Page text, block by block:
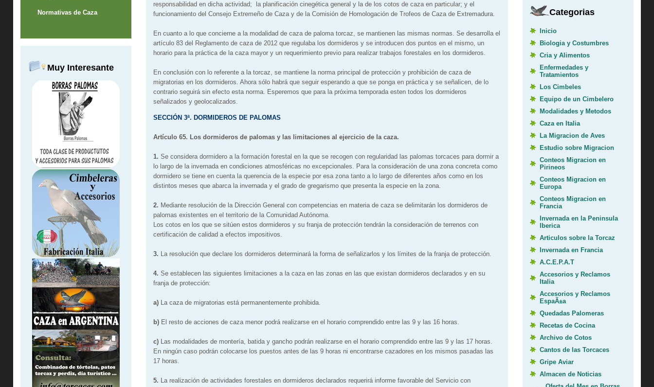
Normativas de Caza
Muy Interesante
responsabilidad en dicha actividad; la planificación cinegética general y la de los cotos de caza en particular; y el
funcionamiento del Consejo Extremeño de Caza y de la Comisión de Homologación de Trofeos de Caza de Extremadura.
En cuanto a lo que concierne a la modalidad de caza de paloma torcaz, se mantienen las mismas normas. Se desarrolla el
artículo 83 del Reglamento de caza de 2012 que regulaba los dormideros y se introducen dos puntos en el mismo, un
horario para la práctica de la caza mayor y un requerimiento previo para realizar trabajos forestales en los dormideros.
En conclusión con lo referente a la torcaz, se mantiene la norma principal de protección y prohibición de caza de
migratorias en los dormideros. Ahora sólo habrá que seguir esperando a que se ponga en práctica y se señalicen, de lo
contrario seguirá sin efecto esta norma. Esperemos que para la próxima temporada esten todos los dormideros
señalizados y geolocalizados.
SECCIÓN 3ª. DORMIDEROS DE PALOMAS
Artículo 65. Los dormideros de palomas y las limitaciones al ejercicio de la caza.
1. Se considera dormidero a la formación forestal en la que se recogen con regularidad las palomas torcaces para dormir a
lo largo de la invernada en condiciones atmosféricas no excepcionales. Para la consideración de una zona concreta como
dormidero se tiene en cuenta la querencia de la especie por esa zona tanto a lo largo de diferentes años como en los
distintos meses que abarca la invernada y el grado de gregarismo que presenta la especie en la zona.
2. Mediante resolución de la Dirección General con competencias en materia de caza se delimitarán los dormideros de
palomas existentes en el territorio de la Comunidad Autónoma.
Los cotos en los que se sitúen estos dormideros y su franja de protección tendrán la consideración de terrenos con
certificación de calidad a efectos impositivos.
3. La resolución que declare los dormideros determinará la forma de señalizarlos y los límites de la franja de protección.
4. Se establecen las siguientes limitaciones a la caza en las zonas en las que existan dormideros declarados y en su
franja de protección:
a)La caza de migratorias está permanentemente prohibida.
b)El resto de acciones de caza menor podrá realizarse en el horario comprendido entre las 9 y las 16 horas.
c)Las modalidades de montería, batida y gancho podrán realizarse en el horario comprendido entre las 9 y las 17 horas.
En ningún caso podrán colocarse los puestos antes de las 9 horas ni encontrarse cazadores en los mismos pasadas las
17 horas.
5. La realización de actividades forestales en dormideros declarados requerirá informe favorable del Servicio con
Categorias
Inicio
Biologia y Costumbres
Cria y Alimentos
Enfermedades y
Tratamientos
Los Cimbeles
Equipo de un Cimbelero
Modalidades y Metodos
Caza en Italia
La Migracion de Aves
Estudio sobre Migracion
Conteos Migracion en
Pirineos
Conteos Migracion en
Europa
Conteos Migracion en
Francia
Invernada en la Peninsula
Iberica
Articulos sobre la Torcaz
Invernada en Francia
A.C.E.P.A.T
Accesorios y Reclamos
Italia
Accesorios y Reclamos
EspaÃ±a
Quedadas Palomeras
Recetas de Cocina
Archivo de Cotos
Cantos de las Torcaces
Gripe Aviar
Almacen de Noticias